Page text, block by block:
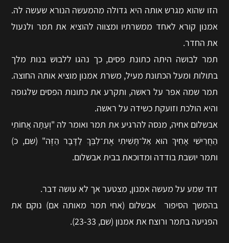
הזו שהוא מגרש אותה היא גדולה מהמעשה הנורא שעשה לה.
אמנון קורא לאחד ממשרתיו ומצווה להוציא את תמר ולנעול
את החדר.
תמר לבושה היתה כתונת פסים, כך נהגו ללבוש בנות מלך
בתולות ומעל הכתונת מעיל, משרת אמנון מוציא אותה החוצה.
תמר שמה אפר על ראשה, ותקרע את כתונות הפסים שלגופה
והיא הולכת וזועקת כשידה על ראשה.
אבשלום אחיה, מנסה להרגיע את תמר ואומר לה "וְעַתָּה אֲחוֹתִי
הַחֲרִישׁי אָחִיךְ הוּא אַל־תָּשִׁיתִי אֶת־לִבֵּךְ לַדָּבָר הַזֶּה" (שם, כ)
ותמר יושבת בודדה ומדוכאת בבית אבשלום.
דוד שמע על מעשה אמנון, מצטער אך לא עושה דבר.
בהמשך הסיפור אבשלום (אחי תמר מאותה אם) נוקם את
הפגיעה בתמר ורוצח את אמנון (שם, 23-33).